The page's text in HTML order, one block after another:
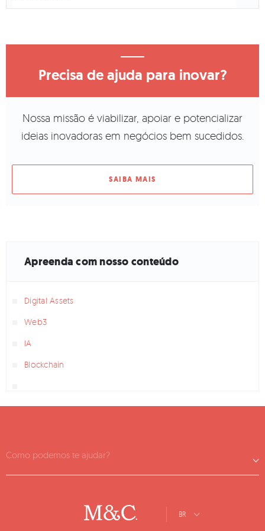
Precisa de ajuda para inovar?
Nossa missão é viabilizar, apoiar e potencializar
ideias inovadoras em negócios bem sucedidos.
SAIBA MAIS
Apreenda com nosso conteúdo
Digital Assets
Web3
IA
Blockchain
Como podemos te ajudar?
BR